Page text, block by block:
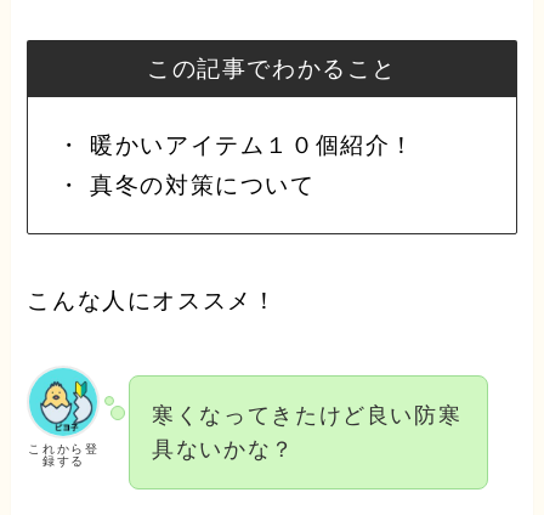
この記事でわかること
・ 暖かいアイテム１０個紹介！
・ 真冬の対策について
こんな人にオススメ！
これから登
録する
寒くなってきたけど良い防寒
具ないかな？